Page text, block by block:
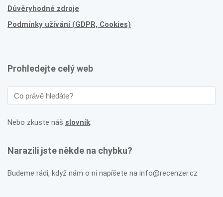
Důvěryhodné zdroje
Podmínky užívání (GDPR, Cookies)
Prohledejte celý web
Nebo zkuste náš slovník.
Narazili jste někde na chybku?
Budeme rádi, když nám o ní napíšete na info@recenzer.cz